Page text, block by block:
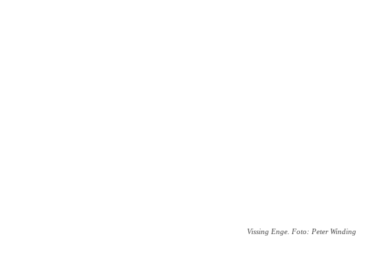
Vissing Enge. Foto: Peter Winding